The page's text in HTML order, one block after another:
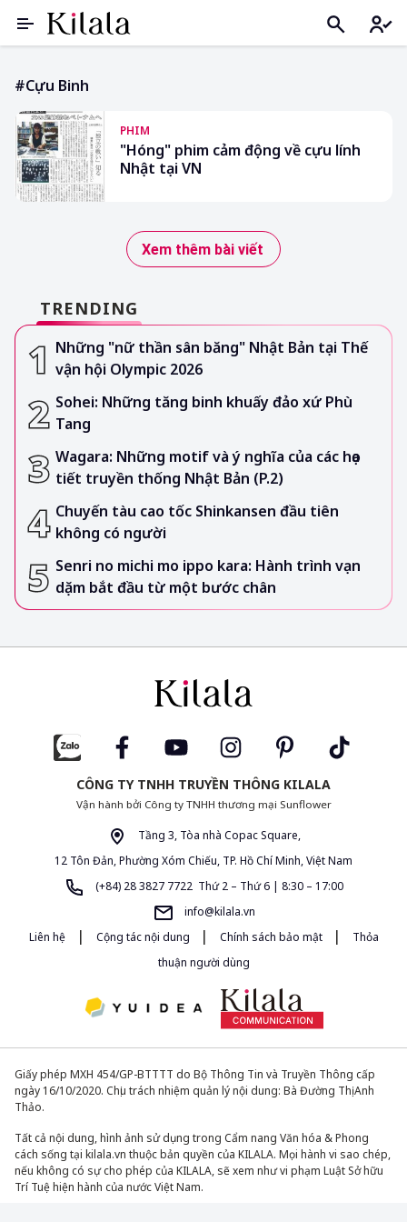
#cựu Binh
PHIM
"Hóng" phim cảm động về cựu lính
Nhật tại VN
Xem thêm bài viết
TRENDING
Những "nữ thần sân băng" Nhật Bản tại Thế
vận hội Olympic 2026
Sohei: Những tăng binh khuấy đảo xứ Phù
Tang
Wagara: Những motif và ý nghĩa của các họa
tiết truyền thống Nhật Bản (P.2)
Chuyến tàu cao tốc Shinkansen đầu tiên
không có người
Senri no michi mo ippo kara: Hành trình vạn
dặm bắt đầu từ một bước chân
CÔNG TY TNHH TRUYỀN THÔNG KILALA
Vận hành bởi Công ty TNHH thương mại Sunflower
Tầng 3, Tòa nhà Copac Square,
12 Tôn Đản, Phường Xóm Chiếu, TP. Hồ Chí Minh, Việt Nam
(+84) 28 3827 7722 Thứ 2 – Thứ 6 | 8:30 – 17:00
info@kilala.vn
Liên hệ
| Cộng tác nội dung | Chính sách bảo mật |
Thỏa
thuận người dùng
Giấy phép MXH 454/GP-BTTTT do Bộ Thông Tin và Truyền Thông cấp
ngày 16/10/2020. Chịu trách nhiệm quản lý nội dung: Bà Đường Thị Anh
Thảo.
Tất cả nội dung, hình ảnh sử dụng trong Cẩm nang Văn hóa & Phong
cách sống tại kilala.vn thuộc bản quyền của KILALA. Mọi hành vi sao chép,
nếu không có sự cho phép của KILALA, sẽ xem như vi phạm Luật Sở hữu
Trí Tuệ hiện hành của nước Việt Nam.